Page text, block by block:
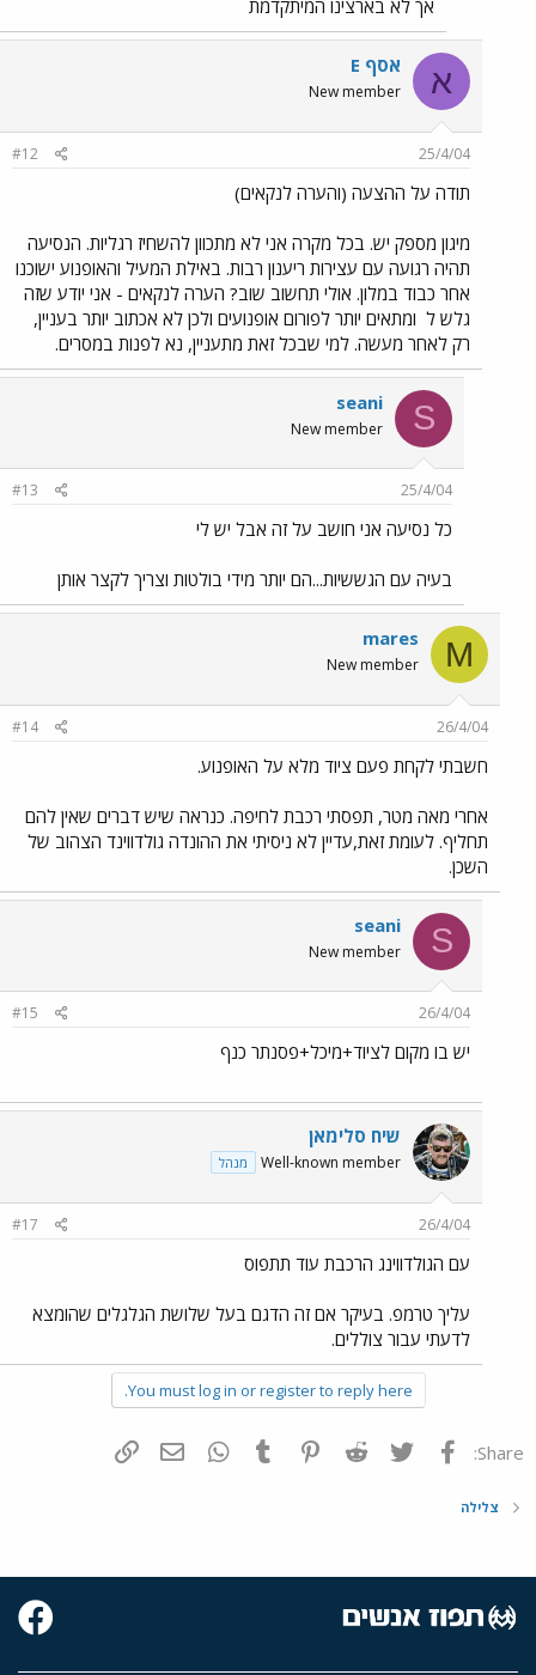
אך לא בארצינו המיתקדמת
א אסף E
New member
25/4/04
#12
תודה על ההצעה (והערה לנקאים)
מיגון מספק יש. בכל מקרה אני לא מתכוון להשחיז רגליות. הנסיעה
תהיה רגועה עם עצירות ריענון רבות. באילת המעיל והאופנוע ישוכנו
אחר כבוד במלון. אולי תחשוב שוב? הערה לנקאים - אני יודע שזה
גלש ל ומתאים יותר לפורום אופנועים ולכן לא אכתוב יותר בעניין,
רק לאחר מעשה. למי שבכל זאת מתעניין, נא לפנות במסרים.
S
seani
New member
25/4/04
#13
כל נסיעה אני חושב על זה אבל יש לי
בעיה עם הגששיות...הם יותר מידי בולטות וצריך לקצר אותן
M
mares
New member
26/4/04
#14
חשבתי לקחת פעם ציוד מלא על האופנוע.
אחרי מאה מטר, תפסתי רכבת לחיפה. כנראה שיש דברים שאין להם
תחליף. לעומת זאת,עדיין לא ניסיתי את ההונדה גולדווינד הצהוב של
השכן.
S
seani
New member
26/4/04
#15
יש בו מקום לציוד+מיכל+פסנתר כנף
שיח סלימאן
Well-known member מנהל
26/4/04
#17
עם הגולדווינג הרכבת עוד תתפוס
עליך טרמפ. בעיקר אם זה הדגם בעל שלושת הגלגלים שהומצא
לדעתי עבור צוללים.
You must log in or register to reply here.
Share: פייסבוק Twitter
Reddit
Pinterest
Tumblr
WhatsAppדואר אלקטרוני
צלילה